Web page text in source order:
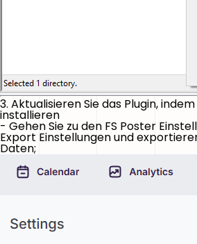
3. Aktualisieren Sie das Plugin,
installieren
- Gehen Sie zu den FS Poster
Export Einstellungen und
Daten;